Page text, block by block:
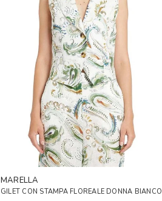
MARELLA
GILET CON STAMPA FLOREALE DONNA BIANCO